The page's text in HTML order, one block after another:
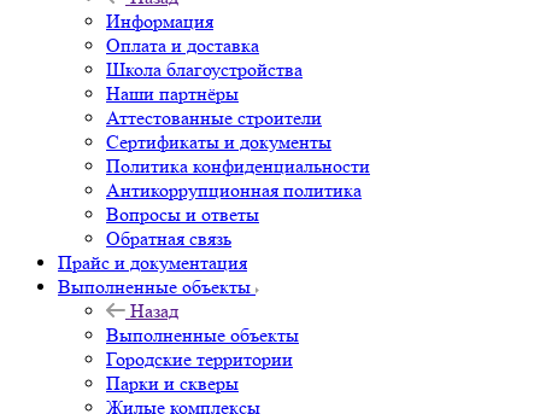
Информация
Оплата и доставка
Школа благоустройства
Наши партнёры
Аттестованные строители
Сертификаты и документы
Политика конфиденциальности
Антикоррупционная политика
Вопросы и ответы
Обратная связь
Прайс и документация
Выполненные объекты
Назад
Выполненные объекты
Городские территории
Парки и скверы
Жилые комплексы